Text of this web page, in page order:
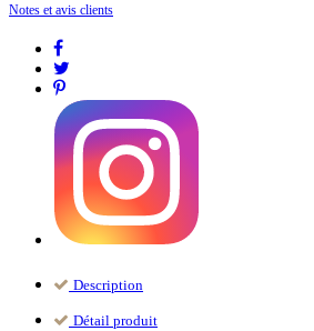
Notes et avis clients
Description
Détail produit